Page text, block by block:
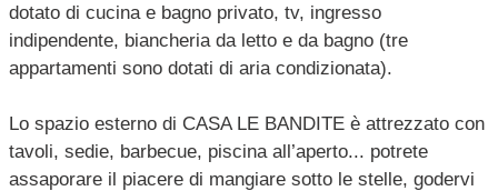
dotato di cucina e bagno privato, tv, ingresso
indipendente, biancheria da letto e da bagno (tre
appartamenti sono dotati di aria condizionata).
Lo spazio esterno di CASA LE BANDITE è attrezzato con
tavoli, sedie, barbecue, piscina all’aperto... potrete
assaporare il piacere di mangiare sotto le stelle, godervi